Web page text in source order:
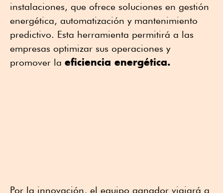
instalaciones, que ofrece soluciones en gestión
energética, automatización y mantenimiento
predictivo. Esta herramienta permitirá a las
empresas optimizar sus operaciones y
promover la eficiencia energética.
Por la innovación, el equipo ganador viajará a